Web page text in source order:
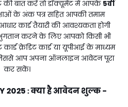
की बात करें तो डॉक्यूमेंट में आपके 5वीं
के अंक पत्र सहित आपकी तमाम
कार्ड तैयारी की आवश्यकता होगी
करने के लिए आपको किसी भी
क्रेडिट कार्ड या यूपीआई के माध्यम
जिससे आप अपना ऑनलाइन आवेदन पूरा
कर सकें।
2025 :क्या है आवेदन शुल्क -